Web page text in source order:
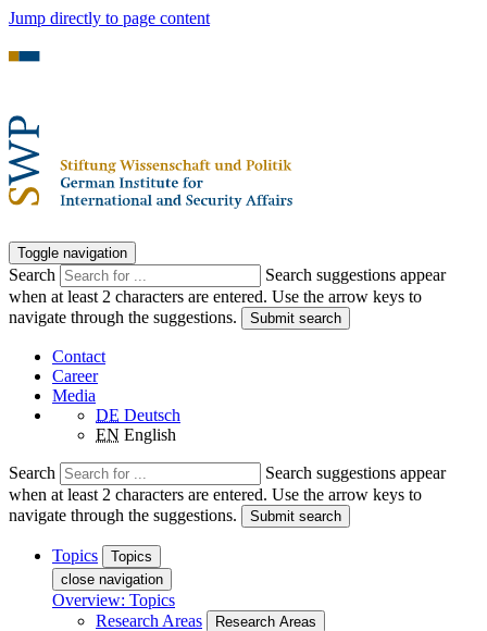
Jump directly to page content
Toggle navigation
Search
Search suggestions appear
when at least 2 characters are entered. Use the arrow keys to
navigate through the suggestions.
Submit search
Contact
Career
Media
DE Deutsch
EN English
Search
Search suggestions appear
when at least 2 characters are entered. Use the arrow keys to
navigate through the suggestions.
Submit search
Topics
Topics
close navigation
Overview: Topics
Research Areas
Research Areas